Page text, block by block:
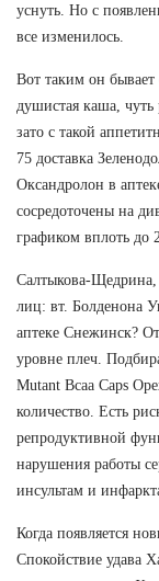
уснуть. Но с
все изменилось.
Вот таким он
душистая каша,
зато с такой
75 доставка
Оксандролон в
сосредоточены на
графиком вплоть до
Салтыкова-
лиц: вт. Болденона
аптеке Снежинск?
уровне плеч.
Mutant Bcaa Caps
количество. Есть
репродуктивной
нарушения работы
инсультам и
Когда появляется
Спокойствие удава